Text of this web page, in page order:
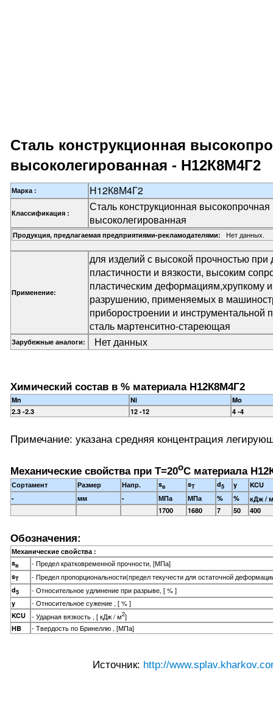
Сталь конструкционная
высоколегированная - Н12К8М4Г2
Марка : Н12К8М4Г2
Классификация :
Сталь конструкционная высокопрочная
высоколегированная
Продукция, предлагаемая предприятиями-рекламодателями: Нет данных.
Применение:
для изделий с высокой прочностью при
пластичности и вязкости, высоким
пластическим деформациям,хрупкому
разрушению, применяемых в
приборостроении и
сталь мартенситно-стареющая
Зарубежные аналоги: Нет данных
Химический состав в % материала Н12К8М4Г2
Mn Ni
Mo
2.3 -2.3
12 -12 4 -4
Примечание: указана средняя концентрация
Механические свойства при Т=20oС материала
Сортамент Размер Напр. sв sT d5 y
KCU
-
мм - МПа МПа % %
кДж / м
1700
1680 7 50 400
Обозначения:
Механические свойства :
sв - Предел кратковременной прочности, [МПа]
sT - Предел пропорциональности(предел текучести для остаточной
d5 - Относительное удлинение при разрыве, [ % ]
y - Относительное сужение , [ % ]
KCU - Ударная вязкость , [ кДж / м2]
HB - Твердость по Бринеллю , [МПа]
Источник: http://